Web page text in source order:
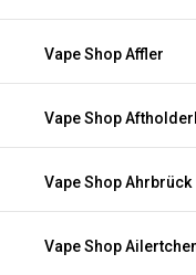
Vape Shop Affler
Vape Shop
Vape Shop Ahrbrück
Vape Shop